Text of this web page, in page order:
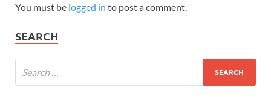
You must be logged in to post a comment.
SEARCH